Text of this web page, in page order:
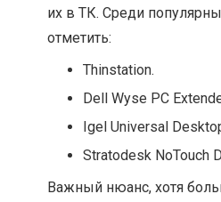
их в ТК. Среди
отметить:
Thinstation.
Dell Wyse PC
Igel Universal
Stratodesk NoTouch
Важный нюанс, хотя